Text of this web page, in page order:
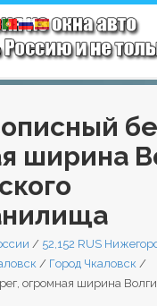
ширина
/ 52,152 RUS
/ Город Чкаловск /
огромная ширина